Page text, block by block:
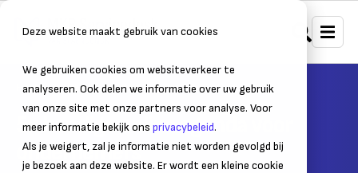
Deze website maakt gebruik van cookies
We gebruiken cookies om websiteverkeer te
analyseren. Ook delen we informatie over uw gebruik
van onze site met onze partners voor analyse. Voor
meer informatie bekijk ons privacybeleid.
Als je weigert, zal je informatie niet worden gevolgd bij
je bezoek aan deze website. Er wordt een kleine cookie
Home Bedrijfsvoering SaaS & IT
5x handige online agenda voor
ondernemers